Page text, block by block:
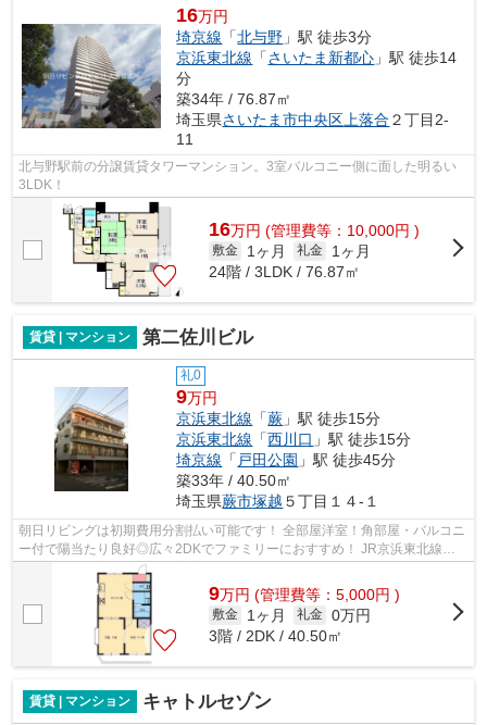
16万円
埼京線 「北与野 」駅 徒歩3分
京浜東北線 「さいたま新都心 」駅 徒歩14
分
築34年 / 76.87㎡
埼玉県さいたま市中央区 上落合 ２丁目2-
11
北与野駅前の分譲賃貸タワーマンション。3室バルコニー側に面した明るい
3LDK！
16万円 (管理費等：10,000円 )
敷金 1ヶ月 礼金
1ヶ月
24階 / 3LDK / 76.87㎡
賃貸 | マンション 第二佐川ビル
礼0
9万円
京浜東北線 「蕨 」駅 徒歩15分
京浜東北線 「西川口 」駅 徒歩15分
埼京線 「 戸田公園 」駅 徒歩45分
築33年 / 40.50㎡
埼玉県蕨市塚越 ５丁目１４-１
朝日リビングは初期費用分割払い可能です！ 全部屋洋室！角部屋・バルコニ
ー付で陽当たり良好◎広々2DKでファミリーにおすすめ！ JR京浜東北線
「蕨」駅・大宮・赤羽・東京方面へ一本で...
9万円 (管理費等：5,000円 )
敷金 1ヶ月 礼金 0万円
3階 / 2DK / 40.50㎡
賃貸 | マンション キャトルセゾン